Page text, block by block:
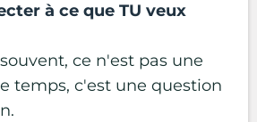
à ce que TU veux
ce n'est pas une
temps, c'est une question